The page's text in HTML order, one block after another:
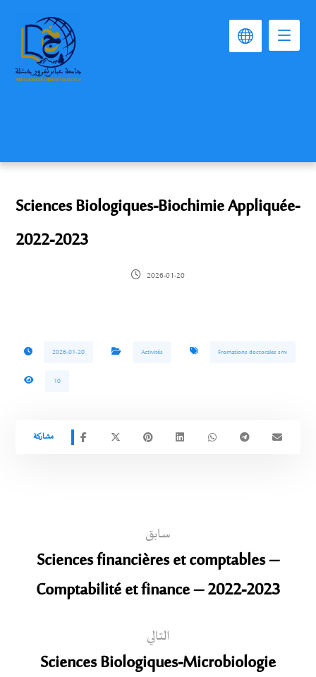
Sciences Biologiques-Biochimie Appliquée-
2022-2023
2026-01-20
2026-01-20 Activités Fromations doctorales snv
10
سابق
Sciences financières et comptables –
Comptabilité et finance – 2022-2023
التالي
Sciences Biologiques-Microbiologie